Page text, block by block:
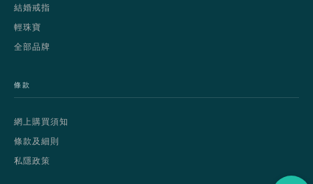
結婚戒指
輕珠寶
全部品牌
條款
網上購買須知
條款及細則
私隱政策